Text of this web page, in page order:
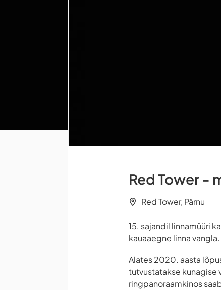
Red Tower -
Red Tower, Pärnu
15. sajandil linnamüüri
kauaaegne linna
Alates 2020. aasta
tutvustatakse kunagise
ringpanoraamkinos